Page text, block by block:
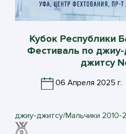
Кубок Республики
Фестиваль по
джитсу
06 Апреля 2025 г.
джиу-джитсу/Мальчики 2010-